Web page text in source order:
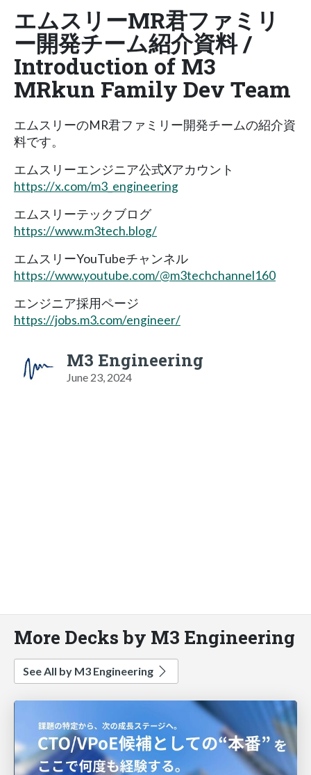
エムスリーMR君ファミリ
ー開発チーム紹介資料 /
Introduction of M3
MRkun Family Dev Team
エムスリーのMR君ファミリー開発チームの紹介資
料です。
エムスリーエンジニア公式Xアカウント
https://x.com/m3_engineering
エムスリーテックブログ
https://www.m3tech.blog/
エムスリーYouTubeチャンネル
https://www.youtube.com/@m3techchannel160
エンジニア採用ページ
https://jobs.m3.com/engineer/
M3 Engineering
June 23, 2024
More Decks by M3 Engineering
See All by M3 Engineering